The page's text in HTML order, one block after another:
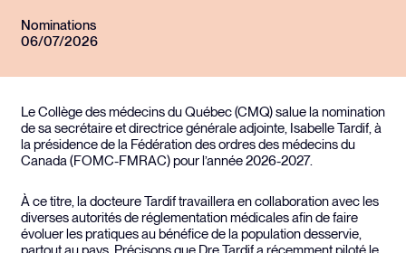
Nominations
06/07/2026
Le Collège des médecins du Québec (CMQ) salue la nomination
de sa secrétaire et directrice générale adjointe, Isabelle Tardif, à
la présidence de la Fédération des ordres des médecins du
Canada (FOMC-FMRAC) pour l’année 2026-2027.
À ce titre, la docteure Tardif travaillera en collaboration avec les
diverses autorités de réglementation médicales afin de faire
évoluer les pratiques au bénéfice de la population desservie,